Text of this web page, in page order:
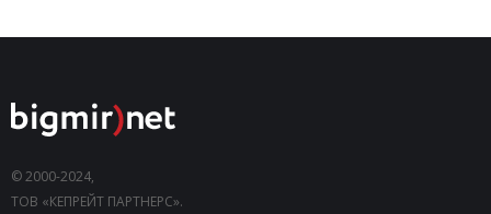
© 2000-2024,
ТОВ «КЕПРЕЙТ ПАРТНЕРС».